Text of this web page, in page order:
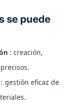
se puede
: creación,
: gestión eficaz de